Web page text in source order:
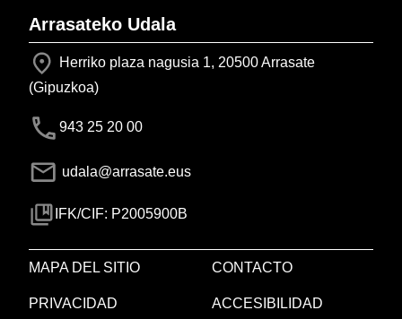
Arrasateko Udala
Herriko plaza nagusia 1, 20500 Arrasate
(Gipuzkoa)
943 25 20 00
udala@arrasate.eus
IFK/CIF: P2005900B
MAPA DEL SITIO CONTACTO
PRIVACIDAD ACCESIBILIDAD